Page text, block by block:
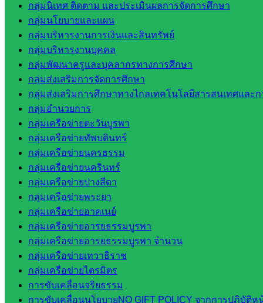
กลุ่มนิเทศ ติดตาม และประเมินผลการจัดการศึกษา
กลุ่มนโยบายและแผน
กลุ่มบริหารงานการเงินและสินทรัพย์
กลุ่มบริหารงานบุคคล
กลุ่มพัฒนาครูและบุคลากรทางการศึกษา
กลุ่มส่งเสริมการจัดการศึกษา
กลุ่มส่งเสริมการศึกษาทางไกลเทคโนโลยีสารสนเทศและ
กลุ่มอำนวยการ
กลุ่มเครือข่ายตะวันบูรพา
กลุ่มเครือข่ายทัพบดินทร์
กลุ่มเครือข่ายนครธรรม
กลุ่มเครือข่ายนครินทร์
กลุ่มเครือข่ายปางสีดา
กลุ่มเครือข่ายพระยา
กลุ่มเครือข่ายอาคเนย์
กลุ่มเครือข่ายอารยธรรมบูรพา
กลุ่มเครือข่ายอารยธรรมบูรพา จำนวน
กลุ่มเครือข่ายเทวาธิราช
กลุ่มเครือข่ายไตรมิตร
การขับเคลื่อนจริยธรรม
การขับเคลื่อนนโยบายNO GIFT POLICY จากการปฏิบัติ
สระแก้ว
สำนักงาน
ส.ก.ส.ค.
จังหวัด
สระแก้ว
สพป.
สระแก้ว
เขต 1
สพป.สระแก้ว
เขต 2
โรงเรียน
ในสังกัด
สพป.สระแก้ว
เขต 1
โรงเรียน
ในสังกัด
สพป.สระแก้ว
เขต 2
วิทยาลัย
เทคนิค
สระแก้ว